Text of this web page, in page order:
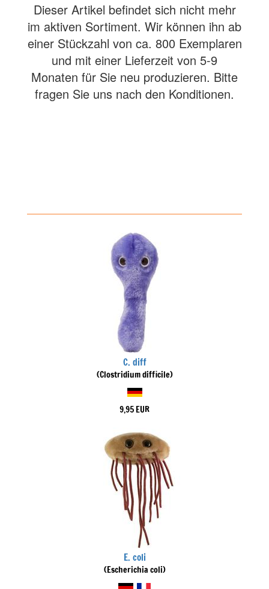
Dieser Artikel befindet sich nicht mehr
im aktiven Sortiment. Wir können ihn ab
einer Stückzahl von ca. 800 Exemplaren
und mit einer Lieferzeit von 5-9
Monaten für Sie neu produzieren. Bitte
fragen Sie uns nach den Konditionen.
C. diff
(Clostridium difficile)
9,95 EUR
E. coli
(Escherichia coli)